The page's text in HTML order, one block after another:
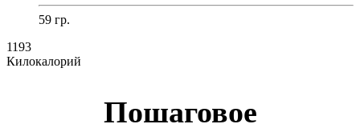
59 гр.
1193
Килокалорий
Пошаговое